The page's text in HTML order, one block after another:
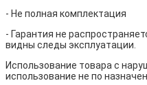
- Не полная комплектация
- Гарантия не
видны следы эксплуатации.
Использование товара с
использование не по